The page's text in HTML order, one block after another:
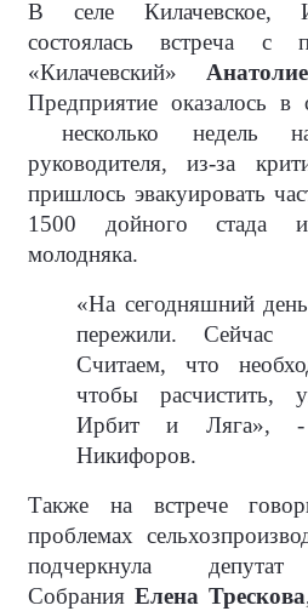
В селе Килачевское,
состоялась встреча с
«Килачевский»
Предприятие оказалось в
несколько недель
руководителя, из-за
пришлось эвакуировать
1500 дойного стада
молодняка.
«На сегодняшний
пережили. Сейчас
Считаем, что
чтобы расчистить,
Ирбит и Ляга», -
Никифоров.
Также на встрече
проблемах
подчеркнула депутат
Собрания Елена Трескова